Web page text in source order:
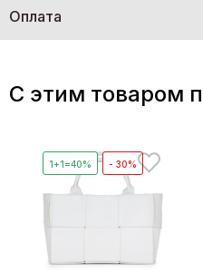
Оплата
C этим товаром
1+1=40% - 30%